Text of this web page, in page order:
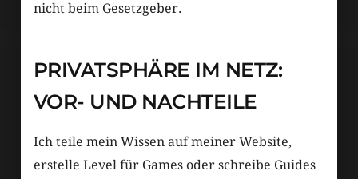
nicht beim Gesetzgeber.
PRIVATSPHÄRE IM NETZ:
VOR- UND NACHTEILE
Ich teile mein Wissen auf meiner Website,
erstelle Level für Games oder schreibe Guides